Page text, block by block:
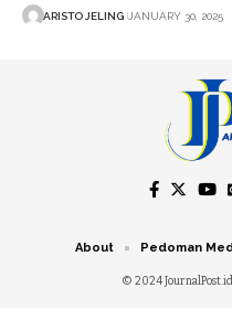
ARISTO JELING JANUARY 30, 2025
© 2024
About Pedoman